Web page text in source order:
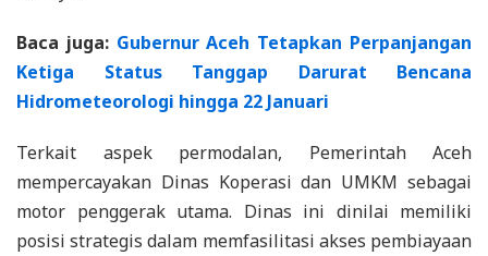
Baca juga: Gubernur Aceh Tetapkan Perpanjangan
Ketiga Status Tanggap Darurat Bencana
Hidrometeorologi hingga 22 Januari
Terkait aspek permodalan, Pemerintah Aceh
mempercayakan Dinas Koperasi dan UMKM sebagai
motor penggerak utama. Dinas ini dinilai memiliki
posisi strategis dalam memfasilitasi akses pembiayaan